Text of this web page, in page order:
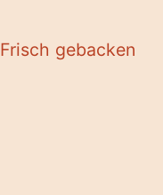
Frisch gebacken